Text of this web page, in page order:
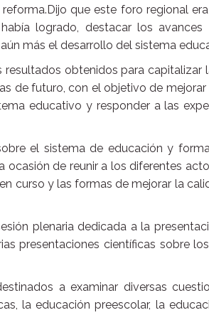
que este foro regional
logrado, destacar los avances
más el desarrollo del sistema
obtenidos para capitalizar
de futuro, con el objetivo de
educativo y responder a las
el sistema de educación y
ocasión de reunir a los diferentes
curso y las formas de mejorar la
plenaria dedicada a la
presentaciones científicas sobre
a examinar diversas
la educación preescolar, la